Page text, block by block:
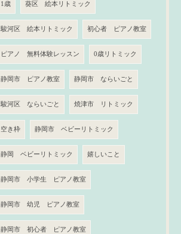
1歳 葵区 絵本リトミック
駿河区 絵本リトミック 初心者 ピアノ教室
ピアノ 無料体験レッスン 0歳リトミック
静岡市 ピアノ教室 静岡市 ならいごと
駿河区 ならいごと 焼津市 リトミック
空き枠 静岡市 ベビーリトミック
静岡 ベビーリトミック 嬉しいこと
静岡市 小学生 ピアノ教室
静岡市 幼児 ピアノ教室
静岡市 初心者 ピアノ教室